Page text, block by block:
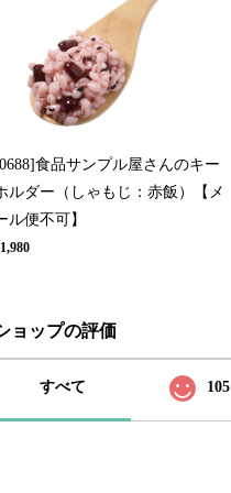
食品サンプル屋さんのキー
ルダー（しゃもじ：赤飯）【メ
ル便不可】
ョップの評価
すべて 105